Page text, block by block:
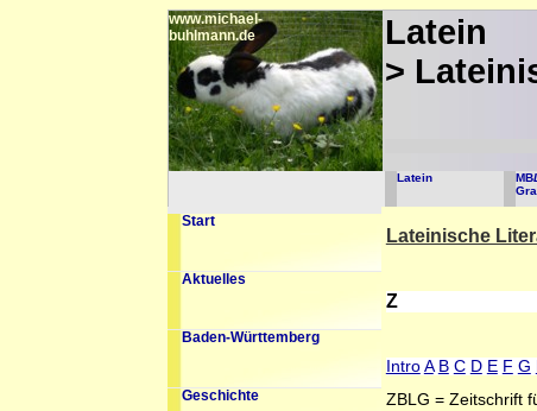
www.michael-
buhlmann.de
Latein
>
Latein MB
Start
Aktuelles
Baden-Württemberg
Geschichte
Lateinische
Z
Intro A B C D E F G
ZBLG = Zeitschrift